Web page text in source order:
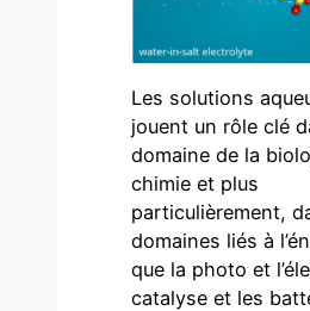
Les solutions
jouent un rôle clé
domaine de la
chimie et plus
particulièrement,
domaines liés à
que la photo et
catalyse et les